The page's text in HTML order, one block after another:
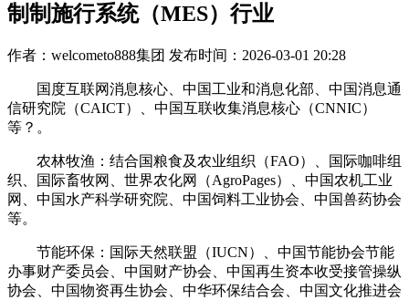
制制施行系统（MES）行业
作者：welcometo888集团 发布时间：2026-03-01 20:28
国度互联网消息核心、中国工业和消息化部、中国消息通
信研究院（CAICT）、中国互联收集消息核心（CNNIC）
等？。
农林牧渔：结合国粮食及农业组织（FAO）、国际咖啡组
织、国际畜牧网、世界农化网（AgroPages）、中国农机工业
网、中国水产科学研究院、中国饲料工业协会、中国兽药协会
等。
节能环保：国际天然联盟（IUCN）、中国节能协会节能
办事财产委员会、中国财产协会、中国再生资本收受接管操纵
协会、中国物资再生协会、中华环保结合会、中国文化推进会